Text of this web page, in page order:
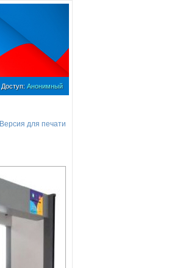
Доступ: Анонимный
Версия для печати